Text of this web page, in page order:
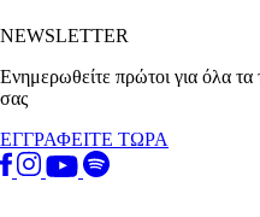
NEWSLETTER
Ενημερωθείτε πρώτοι για όλα τα
σας
ΕΓΓΡΑΦΕΙΤΕ ΤΩΡΑ